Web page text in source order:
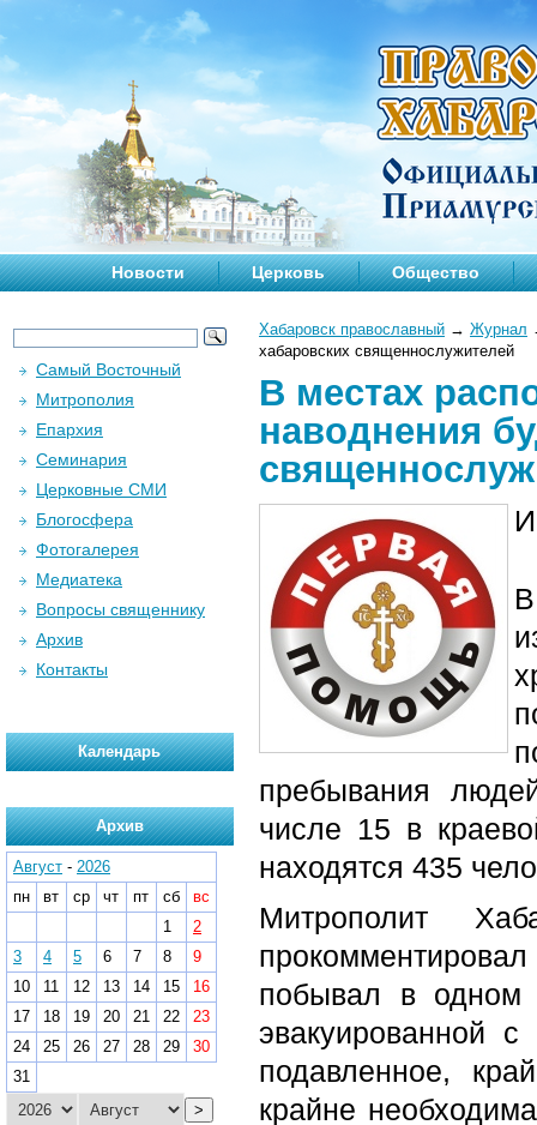
Новости Церковь Общество
Хабаровск православный → Журнал
хабаровских священнослужителей
В местах
наводнения
пребывания
числе 15 в
находятся 435
Митрополит
побывал в одном
эвакуированной с
подавленное,
крайне
Самый Восточный
Митрополия
Епархия
Семинария
Церковные СМИ
Блогосфера
Фотогалерея
Медиатека
Вопросы священнику
Архив
Контакты
Календарь
Архив
Август - 2026
пн
вт ср чт пт сб
вс
1
2
3
4 5 6 7 8
9
10
11 12 13 14 15
16
17
18 19 20 21 22
23
24
25 26 27 28 29
30
31
>